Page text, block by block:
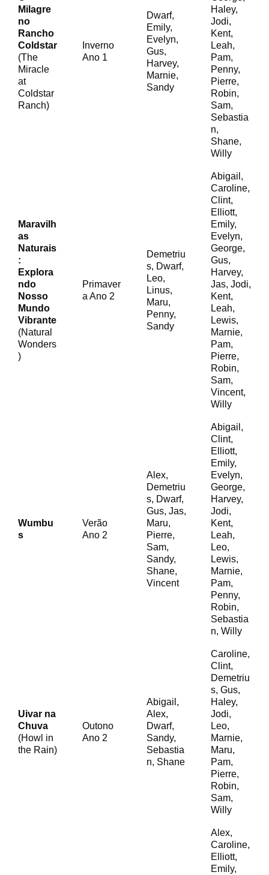
Milagre
no
Rancho
Coldstar
(The
Miracle
at
Coldstar
Ranch)
Inverno
Ano 1
Dwarf,
Emily,
Evelyn,
Gus,
Harvey,
Marnie,
Sandy
Haley,
Jodi,
Kent,
Leah,
Pam,
Penny,
Pierre,
Robin,
Sam,
Sebastia
n,
Shane,
Willy
Maravilh
as
Naturais
:
Explora
ndo
Nosso
Mundo
Vibrante
(Natural
Wonders
)
Primaver
a Ano 2
Demetriu
s, Dwarf,
Leo,
Linus,
Maru,
Penny,
Sandy
Abigail,
Caroline,
Clint,
Elliott,
Emily,
Evelyn,
George,
Gus,
Harvey,
Jas, Jodi,
Kent,
Leah,
Lewis,
Marnie,
Pam,
Pierre,
Robin,
Sam,
Vincent,
Willy
Wumbu
s
Verão
Ano 2
Alex,
Demetriu
s, Dwarf,
Gus, Jas,
Maru,
Pierre,
Sam,
Sandy,
Shane,
Vincent
Abigail,
Clint,
Elliott,
Emily,
Evelyn,
George,
Harvey,
Jodi,
Kent,
Leah,
Leo,
Lewis,
Marnie,
Pam,
Penny,
Robin,
Sebastia
n, Willy
Uivar na
Chuva
(Howl in
the Rain)
Outono
Ano 2
Abigail,
Alex,
Dwarf,
Sandy,
Sebastia
n, Shane
Caroline,
Clint,
Demetriu
s, Gus,
Haley,
Jodi,
Leo,
Marnie,
Maru,
Pam,
Pierre,
Robin,
Sam,
Willy
Alex,
Caroline,
Elliott,
Emily,